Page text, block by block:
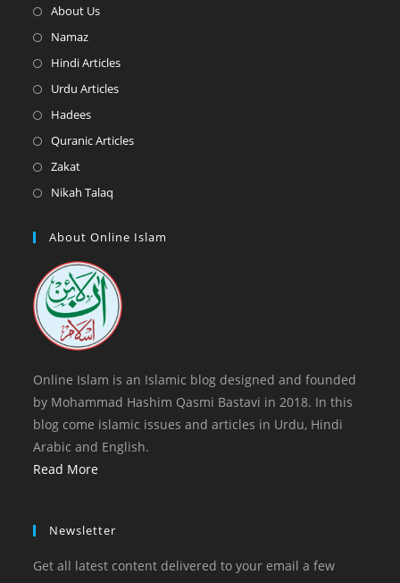
About UsOpens
a
tab
NamazOpens
in
tab
Hindi ArticlesOpens
tab
Urdu ArticlesOpens
a
HadeesOpens
in
tab
Quranic ArticlesOpens
tab
ZakatOpens
in
new
Nikah Talaq
a
tab
About Online Islam
Online Islam is an Islamic blog designed and founded
by Mohammad Hashim Qasmi Bastavi in 2018. In this
blog come islamic issues and articles in Urdu, Hindi
Arabic and English.
Read More
Newsletter
Get all latest content delivered to your email a few